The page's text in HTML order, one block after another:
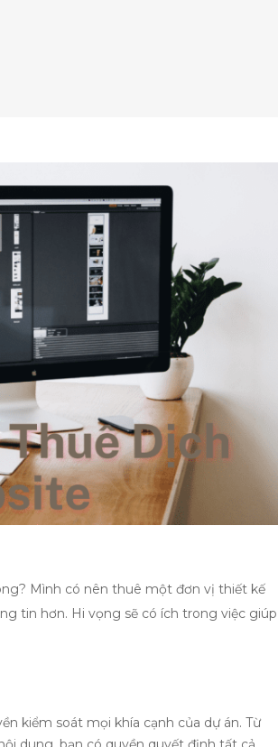
Mình có nên thuê một đơn vị thiết kế
tin hơn. Hi vọng sẽ có ích trong việc giúp
kiểm soát mọi khía cạnh của dự án. Từ